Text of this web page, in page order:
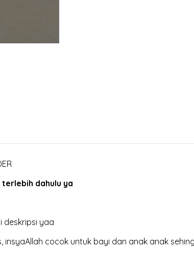
dahulu ya
deskripsi yaa
cocok untuk bayi dan anak anak